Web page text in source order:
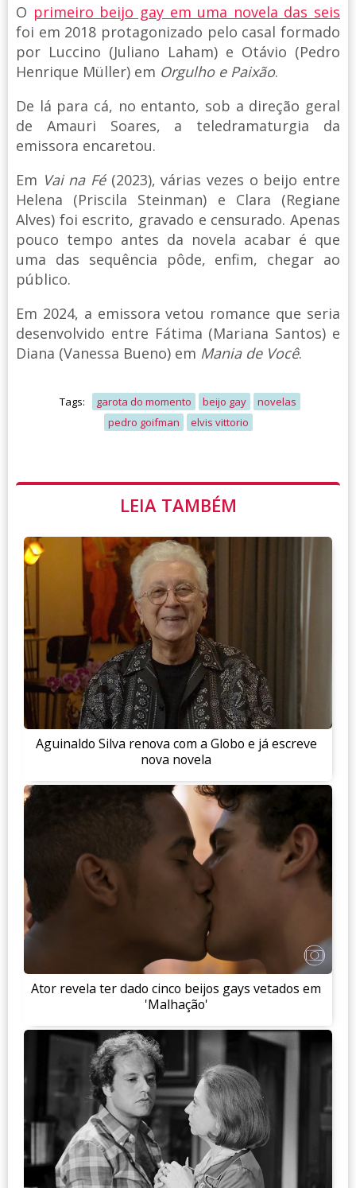
O primeiro beijo gay em uma novela das seis
foi em 2018 protagonizado pelo casal formado
por Luccino (Juliano Laham) e Otávio (Pedro
Henrique Müller) em Orgulho e Paixão.
De lá para cá, no entanto, sob a direção geral
de Amauri Soares, a teledramaturgia da
emissora encaretou.
Em Vai na Fé(2023), várias vezes o beijo entre
Helena (Priscila Steinman) e Clara (Regiane
Alves) foi escrito, gravado e censurado. Apenas
pouco tempo antes da novela acabar é que
uma das sequência pôde, enfim, chegar ao
público.
Em 2024, a emissora vetou romance que seria
desenvolvido entre Fátima (Mariana Santos) e
Diana (Vanessa Bueno) em Mania de Você.
Tags: garota do momento beijo gay
novelas
pedro goifman
elvis vittorio
LEIA TAMBÉM
Aguinaldo Silva renova com a Globo e já escreve
nova novela
Ator revela ter dado cinco beijos gays vetados em
'Malhação'